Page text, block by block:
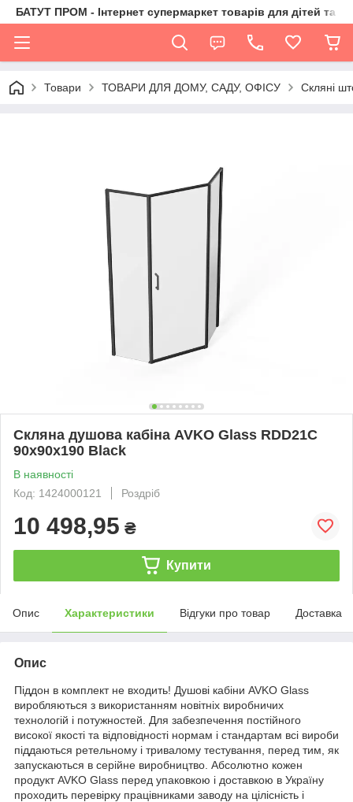
БАТУТ ПРОМ - Інтернет супермаркет товарів для дітей та їх
Товари ТОВАРИ ДЛЯ ДОМУ, САДУ, ОФІСУ Скляні
Скляна душова кабіна AVKO Glass RDD21C
90x90x190 Black
В наявності
Код: 1424000121
Роздріб
10 498,95 ₴
Купити
Опис Характеристики Відгуки про товар Доставка
Опис
Піддон в комплект не входить! Душові кабіни AVKO Glass
виробляються з використанням новітніх виробничих
технологій і потужностей. Для забезпечення постійного
високої якості та відповідності нормам і стандартам всі вироби
піддаються ретельному і тривалому тестування, перед тим, як
запускаються в серійне виробництво. Абсолютно кожен
продукт AVKO Glass перед упаковкою і доставкою в Україну
проходить перевірку працівниками заводу на цілісність і